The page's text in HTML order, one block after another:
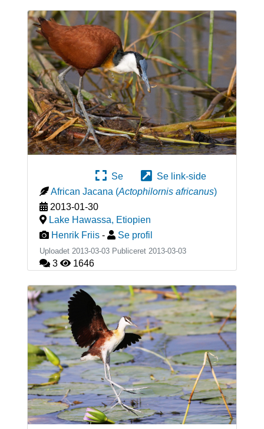
Se
Se link-side
African Jacana (Actophilornis africanus)
2013-01-30
Lake Hawassa, Etiopien
Henrik Friis - Se profil
Uploadet 2013-03-03 Publiceret 2013-03-03
3 1646